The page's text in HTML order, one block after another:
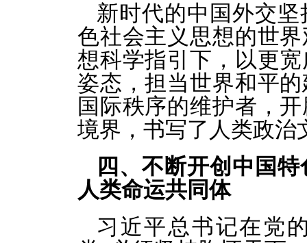
新时代的中国外交
色社会主义思想的世
想科学指引下，以更
姿态，担当世界和平
国际秩序的维护者，
境界，书写了人类政治
四、不断开创中国
人类命运共同体
习近平总书记在党